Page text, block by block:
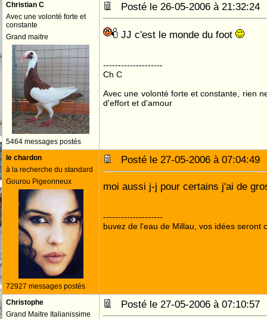
Christian C
Avec une volonté forte et
constante
Grand maitre
5464 messages postés
Posté le 26-05-2006 à
JJ c'est le monde du foot
--------------------
Ch C
Avec une volonté forte et constante, rien
d'effort et d'amour
le chardon
à la recherche du standard
Gourou Pigeonneux
72927 messages postés
Posté le 27-05-2006 à
moi aussi j-j pour certains j'ai de
--------------------
buvez de l'eau de Millau, vos idées seront
Christophe
Grand Maitre Italianissime
Posté le 27-05-2006 à